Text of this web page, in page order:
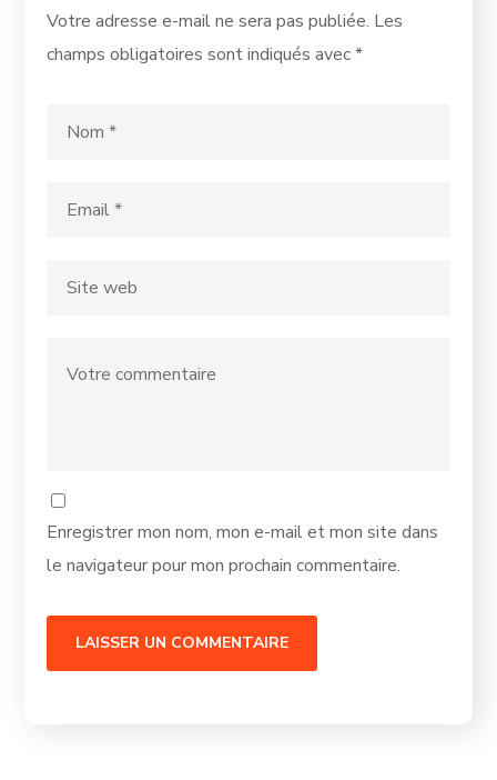
Votre adresse e-mail ne sera pas publiée. Les
champs obligatoires sont indiqués avec*
Enregistrer mon nom, mon e-mail et mon site dans
le navigateur pour mon prochain commentaire.